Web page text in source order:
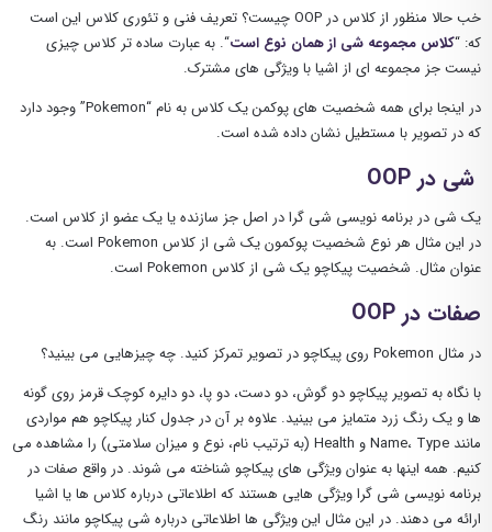
خب حالا منظور از کلاس در OOP چیست؟ تعریف فنی و تئوری کلاس این است
که: “کلاس مجموعه شی از همان نوع است“. به عبارت ساده تر کلاس چیزی
نیست جز مجموعه ای از اشیا با ویژگی های مشترک.
در اینجا برای همه شخصیت های پوکمن یک کلاس به نام “Pokemon” وجود دارد
که در تصویر با مستطیل نشان داده شده است.
شی در OOP
یک شی در برنامه نویسی شی گرا در اصل جز سازنده یا یک عضو از کلاس است.
در این مثال هر نوع شخصیت پوکمون یک شی از کلاس Pokemon است. به
عنوان مثال. شخصیت پیکاچو یک شی از کلاس Pokemon است.
صفات در OOP
در مثال Pokemon روی پیکاچو در تصویر تمرکز کنید. چه چیزهایی می بینید؟
با نگاه به تصویر پیکاچو دو گوش، دو دست، دو پا، دو دایره کوچک قرمز روی گونه
ها و یک رنگ زرد متمایز می بینید. علاوه بر آن در جدول کنار پیکاچو هم مواردی
مانند Name، Type و Health (به ترتیب نام، نوع و میزان سلامتی) را مشاهده می
کنیم. همه اینها به عنوان ویژگی های پیکاچو شناخته می شوند. در واقع صفات در
برنامه نویسی شی گرا ویژگی هایی هستند که اطلاعاتی درباره کلاس ها یا اشیا
ارائه می دهند. در این مثال این ویژگی ها اطلاعاتی درباره شی پیکاچو مانند رنگ